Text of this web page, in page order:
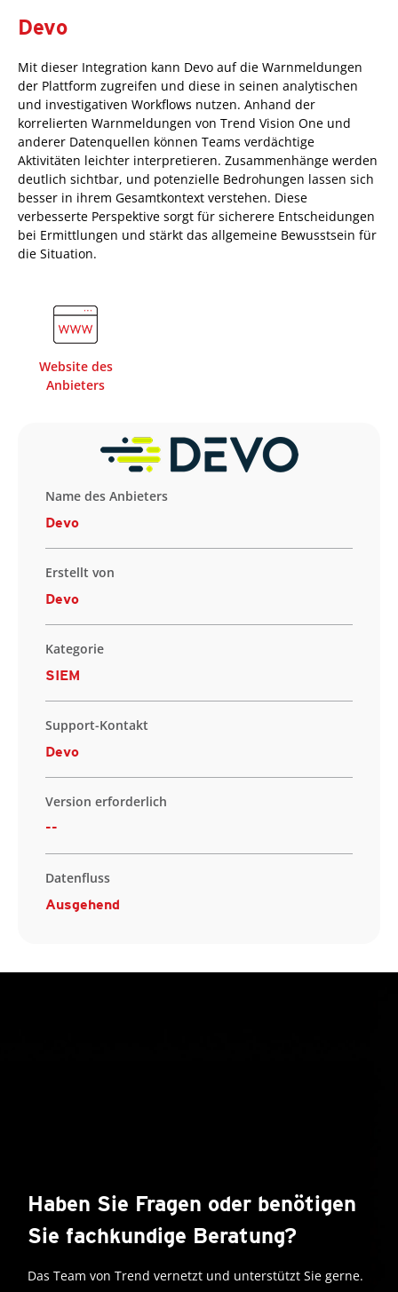
Devo
Mit dieser Integration kann Devo auf die Warnmeldungen
der Plattform zugreifen und diese in seinen analytischen
und investigativen Workflows nutzen. Anhand der
korrelierten Warnmeldungen von Trend Vision One und
anderer Datenquellen können Teams verdächtige
Aktivitäten leichter interpretieren. Zusammenhänge werden
deutlich sichtbar, und potenzielle Bedrohungen lassen sich
besser in ihrem Gesamtkontext verstehen. Diese
verbesserte Perspektive sorgt für sicherere Entscheidungen
bei Ermittlungen und stärkt das allgemeine Bewusstsein für
die Situation.
Website des
Anbieters
Name des Anbieters
Devo
Erstellt von
Devo
Kategorie
SIEM
Support-Kontakt
Devo
Version erforderlich
--
Datenfluss
Ausgehend
Haben Sie Fragen oder benötigen
Sie fachkundige Beratung?
Das Team von Trend vernetzt und unterstützt Sie gerne.